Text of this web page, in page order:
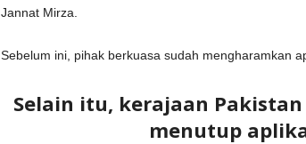
Jannat Mirza.
Sebelum ini, pihak berkuasa sudah mengharamkan
Selain itu, kerajaan
menutup